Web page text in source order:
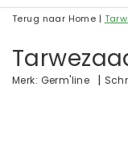
Terug naar Home |
Merk: Germ'line |